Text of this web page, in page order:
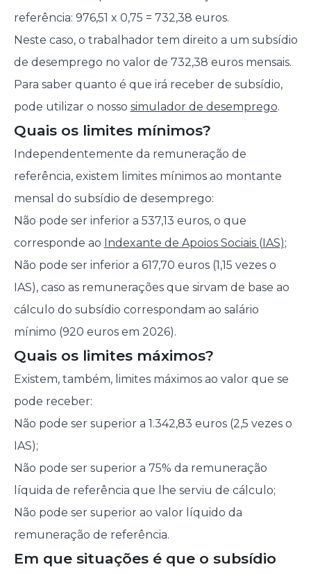
referência: 976,51 x 0,75 = 732,38 euros.
Neste caso, o trabalhador tem direito a um subsídio
de desemprego no valor de 732,38 euros mensais.
Para saber quanto é que irá receber de subsídio,
pode utilizar o nosso simulador de desemprego.
Quais os limites mínimos?
Independentemente da remuneração de
referência, existem limites mínimos ao montante
mensal do subsídio de desemprego:
Não pode ser inferior a 537,13 euros, o que
corresponde ao Indexante de Apoios Sociais (IAS);
Não pode ser inferior a 617,70 euros (1,15 vezes o
IAS), caso as remunerações que sirvam de base ao
cálculo do subsídio correspondam ao salário
mínimo (920 euros em 2026).
Quais os limites máximos?
Existem, também, limites máximos ao valor que se
pode receber:
Não pode ser superior a 1.342,83 euros (2,5 vezes o
IAS);
Não pode ser superior a 75% da remuneração
líquida de referência que lhe serviu de cálculo;
Não pode ser superior ao valor líquido da
remuneração de referência.
Em que situações é que o subsídio